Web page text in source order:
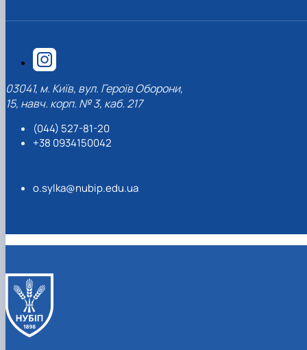
03041, м. Київ, вул. Героїв Оборони,
15, навч. корп. № 3, каб. 217
(044) 527-81-20
+38 0934150042
o.sylka@nubip.edu.ua